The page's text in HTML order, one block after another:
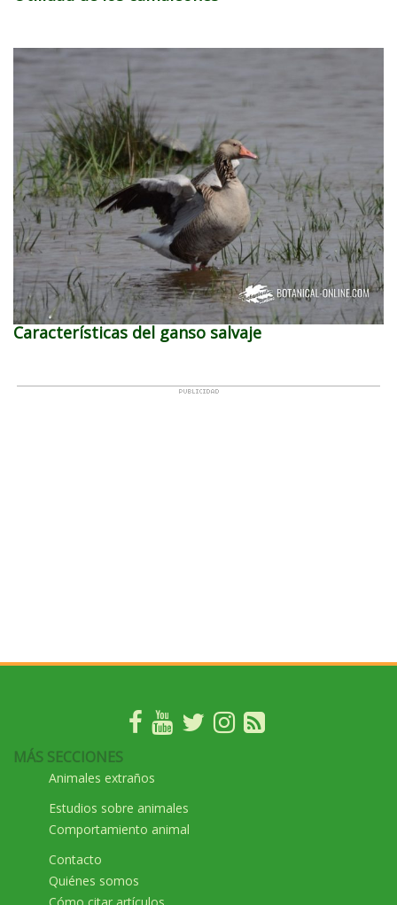
Características del ganso salvaje
MÁS SECCIONES
Animales extraños
Estudios sobre animales
Comportamiento animal
Contacto
Quiénes somos